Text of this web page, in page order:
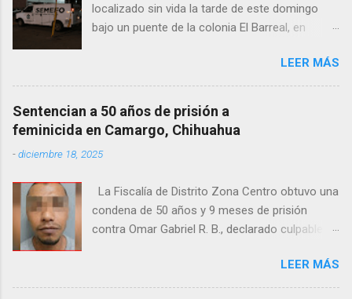
localizado sin vida la tarde de este domingo
bajo un puente de la colonia El Barreal, en
de las calles 20 de Noviembre y Ramón Corona,
donde vecinos reportaron la presencia del
cuerpo. Elementos ministeriales y peritos de la
Fiscalía Zona Norte confirmaron que el
fallecido no presentaba huellas de violencia.
Habitantes de la zona señalaron que el hombre
desconocen su identidad.
LEER MÁS
Sentencian a 50 años de prisión a
feminicida en Camargo, Chihuahua
-diciembre 18, 2025
La Fiscalía de Distrito Zona Centro obtuvo una
condena de 50 años y 9 meses de prisión
contra Omar Gabriel R. B., declarado culpable
ocurrido en julio de 2021 en Camargo. De
acuerdo con las investigaciones, el acusado,
LEER MÁS